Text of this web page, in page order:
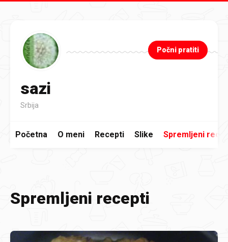
sazi
Srbija
Počni pratiti
Početna O meni Recepti Slike Spremljeni
Spremljeni recepti